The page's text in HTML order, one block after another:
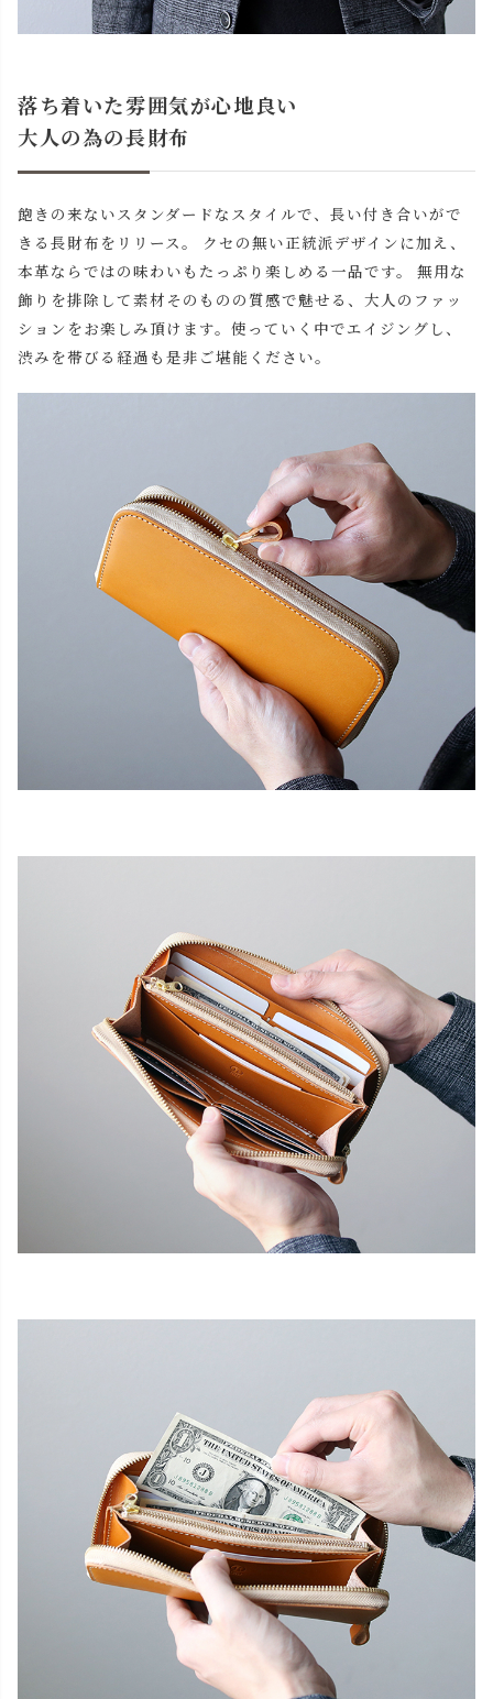
落ち着いた雰囲気が心地良い
大人の為の長財布
飽きの来ないスタンダードなスタイルで、長い付き合いがで
きる長財布をリリース。 クセの無い正統派デザインに加え、
本革ならではの味わいもたっぷり楽しめる一品です。 無用な
飾りを排除して素材そのものの質感で魅せる、大人のファッ
ションをお楽しみ頂けます。使っていく中でエイジングし、
渋みを帯びる経過も是非ご堪能ください。